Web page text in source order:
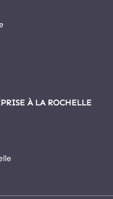
À LA ROCHELLE
est le principal cabinet
commerce de la cité